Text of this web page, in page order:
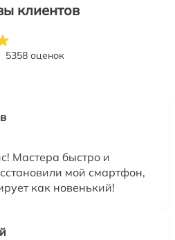
клиентов
5358 оценок
Мастера быстро и
мой смартфон,
как новенький!